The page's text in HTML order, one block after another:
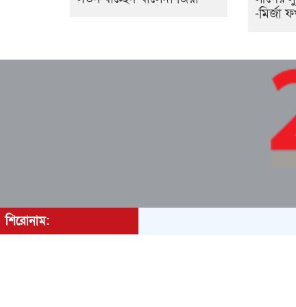
-মির্জা
শিরোনাম: